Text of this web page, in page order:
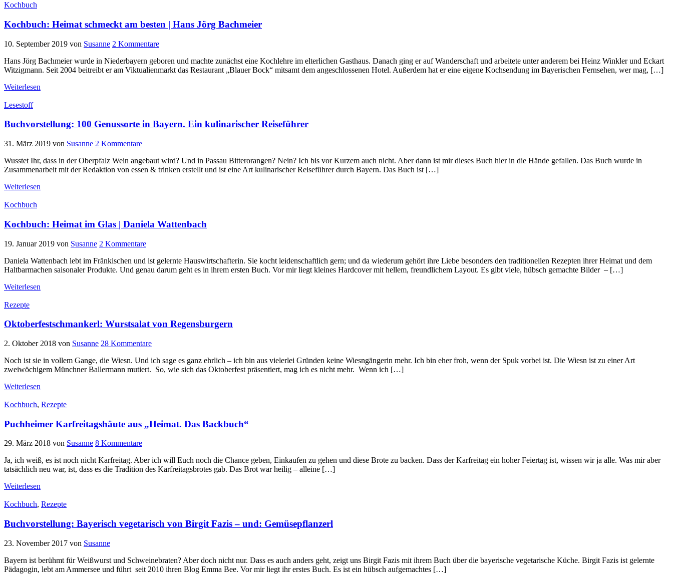
Kochbuch
Kochbuch: Heimat schmeckt am besten | Hans Jörg Bachmeier
10. September 2019 von Susanne 2 Kommentare
Hans Jörg Bachmeier wurde in Niederbayern geboren und machte zunächst eine Kochlehre im elterlichen Gasthaus. Danach ging er auf Wanderschaft und arbeitete unter anderem bei Heinz Winkler und Eckart
Witzigmann. Seit 2004 beitreibt er am Viktualienmarkt das Restaurant „Blauer Bock“ mitsamt dem angeschlossenen Hotel. Außerdem hat er eine eigene Kochsendung im Bayerischen Fernsehen, wer mag, […]
Weiterlesen
Lesestoff
Buchvorstellung: 100 Genussorte in Bayern. Ein kulinarischer Reiseführer
31. März 2019 von Susanne 2 Kommentare
Wusstet Ihr, dass in der Oberpfalz Wein angebaut wird? Und in Passau Bitterorangen? Nein? Ich bis vor Kurzem auch nicht. Aber dann ist mir dieses Buch hier in die Hände gefallen. Das Buch wurde in
Zusammenarbeit mit der Redaktion von essen & trinken erstellt und ist eine Art kulinarischer Reiseführer durch Bayern. Das Buch ist […]
Weiterlesen
Kochbuch
Kochbuch: Heimat im Glas | Daniela Wattenbach
19. Januar 2019 von Susanne 2 Kommentare
Daniela Wattenbach lebt im Fränkischen und ist gelernte Hauswirtschafterin. Sie kocht leidenschaftlich gern; und da wiederum gehört ihre Liebe besonders den traditionellen Rezepten ihrer Heimat und dem
Haltbarmachen saisonaler Produkte. Und genau darum geht es in ihrem ersten Buch. Vor mir liegt kleines Hardcover mit hellem, freundlichem Layout. Es gibt viele, hübsch gemachte Bilder – […]
Weiterlesen
Rezepte
Oktoberfestschmankerl: Wurstsalat von Regensburgern
2. Oktober 2018 von Susanne 28 Kommentare
Noch ist sie in vollem Gange, die Wiesn. Und ich sage es ganz ehrlich – ich bin aus vielerlei Gründen keine Wiesngängerin mehr. Ich bin eher froh, wenn der Spuk vorbei ist. Die Wiesn ist zu einer Art
zweiwöchigem Münchner Ballermann mutiert. So, wie sich das Oktoberfest präsentiert, mag ich es nicht mehr. Wenn ich […]
Weiterlesen
Kochbuch, Rezepte
Puchheimer Karfreitagshäute aus „Heimat. Das Backbuch“
29. März 2018 von Susanne 8 Kommentare
Ja, ich weiß, es ist noch nicht Karfreitag. Aber ich will Euch noch die Chance geben, Einkaufen zu gehen und diese Brote zu backen. Dass der Karfreitag ein hoher Feiertag ist, wissen wir ja alle. Was mir aber
tatsächlich neu war, ist, dass es die Tradition des Karfreitagsbrotes gab. Das Brot war heilig – alleine […]
Weiterlesen
Kochbuch, Rezepte
Buchvorstellung: Bayerisch vegetarisch von Birgit Fazis – und: Gemüsepflanzerl
23. November 2017 von Susanne
Bayern ist berühmt für Weißwurst und Schweinebraten? Aber doch nicht nur. Dass es auch anders geht, zeigt uns Birgit Fazis mit ihrem Buch über die bayerische vegetarische Küche. Birgit Fazis ist gelernte
Pädagogin, lebt am Ammersee und führt seit 2010 ihren Blog Emma Bee. Vor mir liegt ihr erstes Buch. Es ist ein hübsch aufgemachtes […]